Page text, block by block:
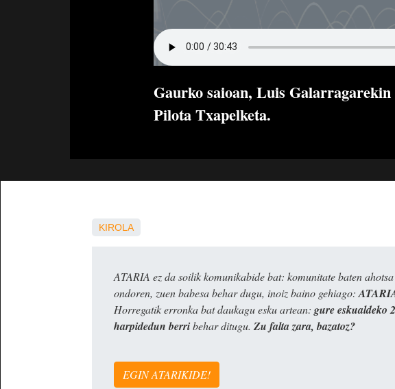
Gaurko saioan, Luis
Pilota Txapelketa.
KIROLA
ATARIA ez da soilik komunikabide bat: komunitate baten
ondoren, zuen babesa behar dugu, inoiz baino gehiago:
Horregatik erronka bat daukagu esku artean: gure eskualdeko
harpidedun berribehar ditugu. Zu falta zara, bazatoz?
EGIN ATARIKIDE!